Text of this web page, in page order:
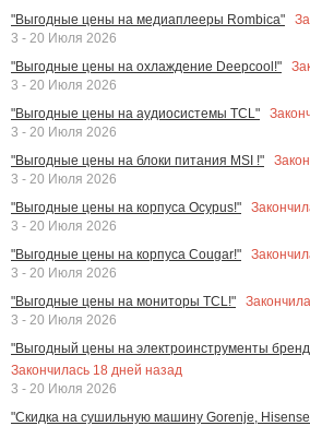
"Выгодные цены на медиаплееры Rombica"
3 - 20 Июля 2026
"Выгодные цены на охлаждение Deepcool!"
3 - 20 Июля 2026
"Выгодные цены на аудиосистемы TCL"
3 - 20 Июля 2026
"Выгодные цены на блоки питания MSI !"
3 - 20 Июля 2026
"Выгодные цены на корпуса Ocypus!"
3 - 20 Июля 2026
"Выгодные цены на корпуса Cougar!"
3 - 20 Июля 2026
"Выгодные цены на мониторы TCL!"
3 - 20 Июля 2026
"Выгодный цены на электроинструменты
Закончилась 18 дней назад
3 - 20 Июля 2026
"Скидка на сушильную машину Gorenje, Hisense